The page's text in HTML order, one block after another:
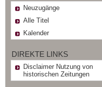
Neuzugänge
Alle Titel
Kalender
DIREKTE LINKS
Disclaimer Nutzung von
historischen Zeitungen